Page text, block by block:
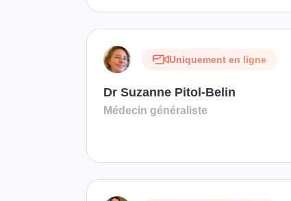
Uniquement en ligne
Dr Suzanne Pitol-Belin
Médecin généraliste